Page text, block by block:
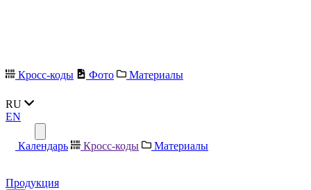
Кросс-коды Фото Материалы
RU
EN
Календарь Кросс-коды Материалы
Продукция